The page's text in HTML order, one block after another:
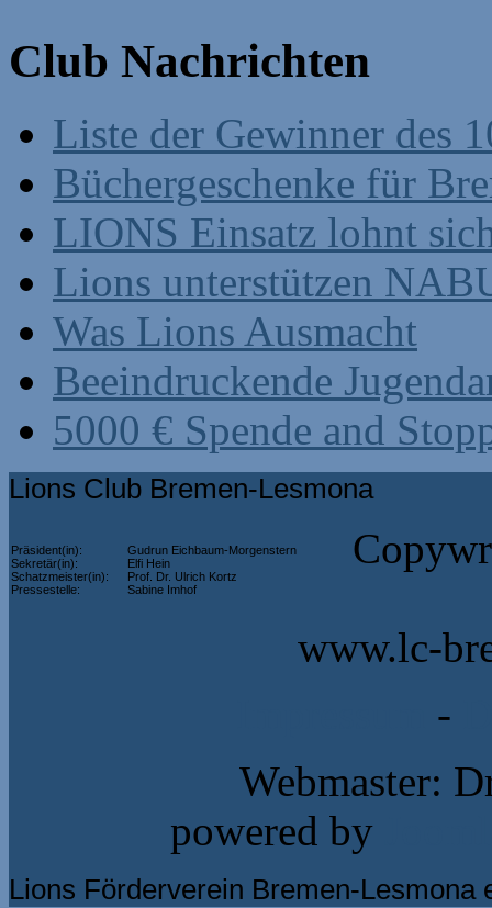
Club Nachrichten
Liste der Gewinner des
Büchergeschenke für
LIONS Einsatz lohnt
Lions unterstützen
Was Lions Ausmacht
Beeindruckende
5000 € Spende and
Lions Club Bremen-Lesmona
Präsident(in):
Sekretär(in):
Schatzmeister(in):
Pressestelle:
Gudrun Eichbaum-Morgenstern
Elfi Hein
Prof. Dr. Ulrich Kortz
Sabine Imhof
www.lc-
-
Webmaster:
powered by
Lions Förderverein Bremen-Lesmona